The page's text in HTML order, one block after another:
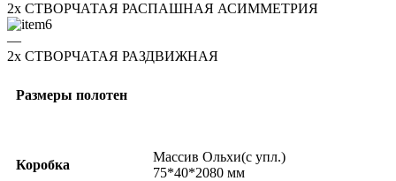
2x СТВОРЧАТАЯ РАСПАШНАЯ АСИММЕТРИЯ
—
2x СТВОРЧАТАЯ РАЗДВИЖНАЯ
Размеры полотен
Коробка
Массив Ольхи(с упл.)
75*40*2080 мм